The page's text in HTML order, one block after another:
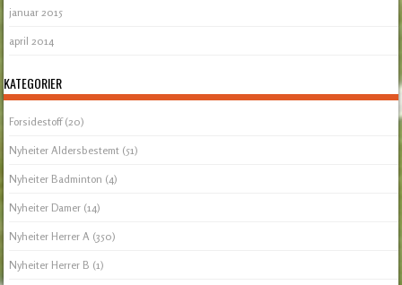
januar 2015
april 2014
KATEGORIER
Forsidestoff(20)
Nyheiter Aldersbestemt (51)
Nyheiter Badminton (4)
Nyheiter Damer (14)
Nyheiter Herrer A (350)
Nyheiter Herrer B (1)